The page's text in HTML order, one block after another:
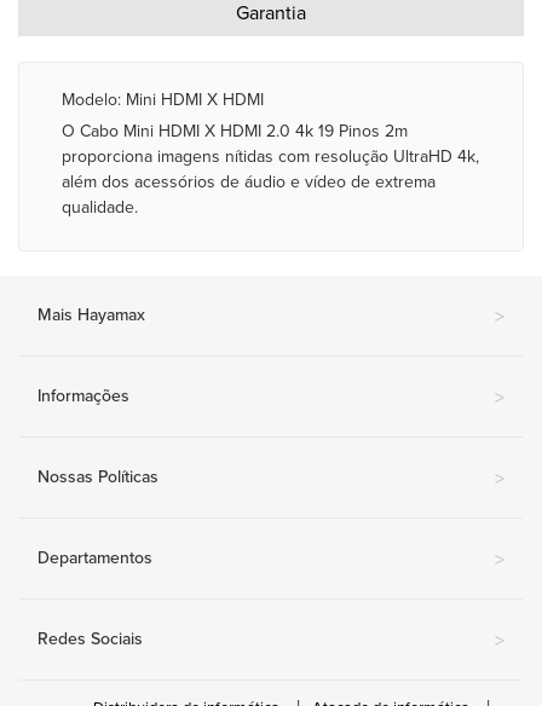
Garantia
Modelo: Mini HDMI X HDMI
O Cabo Mini HDMI X HDMI 2.0 4k 19 Pinos 2m
proporciona imagens nítidas com resolução UltraHD 4k,
além dos acessórios de áudio e vídeo de extrema
qualidade.
Mais Hayamax >
Informações >
Nossas Políticas >
Departamentos >
Redes Sociais >